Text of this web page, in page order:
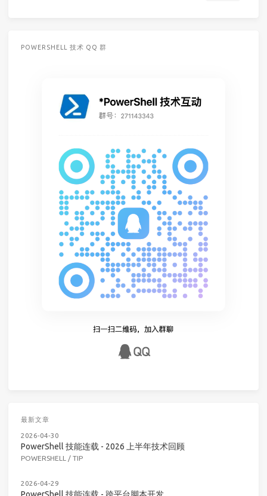
POWERSHELL 技术 QQ 群
最新文章
2026-04-30
PowerShell 技能连载 - 2026 上半年技术回顾
POWERSHELL / TIP
2026-04-29
PowerShell 技能连载 - 跨平台脚本开发